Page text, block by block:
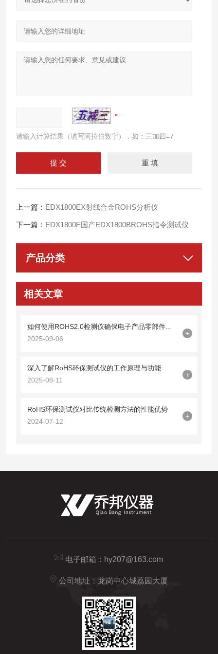
请输入计算结果（填写阿拉伯数字），如：三加四=7
上一篇： EDX1800EX射线合金ROHS分析仪
下一篇： EDX1800E国产EDX1800BROHS指令测试仪
产品分类
相关文章
2025-09-06
+
深入了解RoHS环保测试仪的工作原理与功能
2025-08-11
+
RoHS环保测试仪对比传统检测方法的性能优势
2024-07-12
+
电子邮箱： hy207@163.com
公司地址：龙岗中心城荔园大厦